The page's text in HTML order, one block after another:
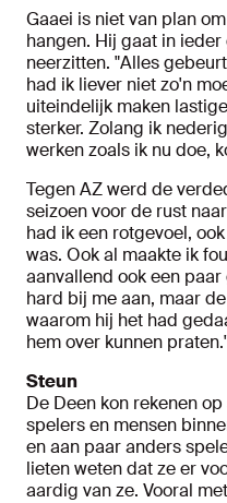
Gaaei is niet van plan
hangen. Hij gaat in
neerzitten. "Alles
had ik liever niet zo'n
uiteindelijk maken
sterker. Zolang ik
werken zoals ik nu doe,
Tegen AZ werd de
seizoen voor de rust
had ik een rotgevoel,
was. Ook al maakte ik
aanvallend ook een
hard bij me aan, maar
waarom hij het had
hem over kunnen
Steun
De Deen kon rekenen
spelers en mensen
en aan paar anders
lieten weten dat ze er
aardig van ze. Vooral